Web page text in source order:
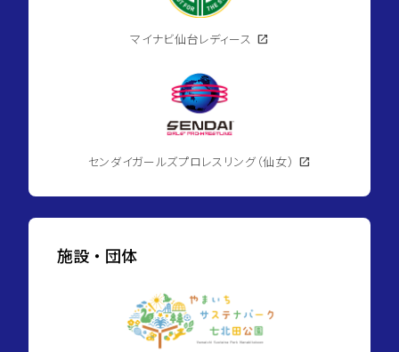
マイナビ仙台レディース open_in_new
センダイガールズプロレスリング（仙女） open_in_new
施設・団体